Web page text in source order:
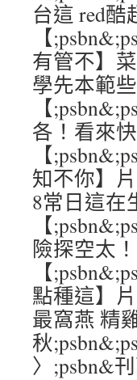
台這 red酷
【
有管不】
學先本範
【
各！看來
【
知不你】
8常日這在
【
險探空太
【
點種這】
最窩燕 精
秋
〉;psbn&